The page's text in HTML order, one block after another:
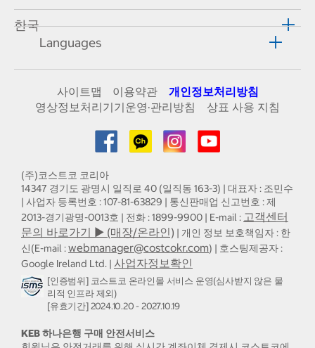
한국
Languages
사이트맵 이용약관
개인정보처리방침
영상정보처리기기운영·관리방침
상표 사용 지침
(주)코스트코 코리아
14347 경기도 광명시 일직로 40 (일직동 163-3) | 대표자 : 조민수
| 사업자 등록번호 : 107-81-63829 | 통신판매업 신고번호 : 제
2013-경기광명-0013호 | 전화 : 1899-9900 | E-mail : 고객센터
문의 바로가기 ▶ (매장/온라인) | 개인 정보 보호책임자 : 한
신(E-mail :webmanager@costcokr.com) | 호스팅제공자 :
Google Ireland Ltd. | 사업자정보확인
[인증범위] 코스트코 온라인몰 서비스 운영(심사받지 않은 물
리적 인프라 제외)
[유효기간] 2024.10.20 - 2027.10.19
KEB 하나은행 구매 안전서비스